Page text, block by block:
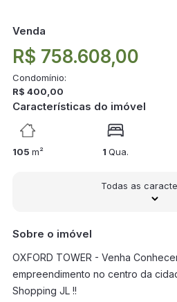
Venda
R$ 758.608,00
Condomínio:
R$ 400,00
Características do imóvel
105 m² 1Qua.
Todas as
Sobre o imóvel
OXFORD TOWER - Venha
empreendimento no centro da
Shopping JL !!